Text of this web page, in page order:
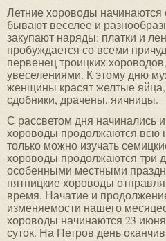
Летние хороводы начинаются
бывают веселее и
закупают наряды: платки и
пробуждается со всеми
первенец троицких
увеселениями. К этому дню
женщины красят желтые яйца,
сдобники, драчены, яичницы.
С рассветом дня начинались
хороводы продолжаются всю
только можно изучать
хороводы продолжаются три
особенными местными
пятницкие хороводы
время. Начатие и
изменяемости нашего
хороводы начинаются 23
суток. На Петров день